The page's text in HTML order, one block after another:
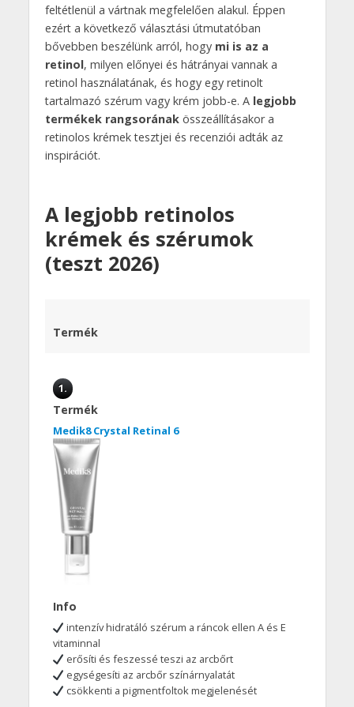
feltétlenül a vártnak megfelelően alakul. Éppen
ezért a következő választási útmutatóban
bővebben beszélünk arról, hogy mi is az a
retinol, milyen előnyei és hátrányai vannak a
retinol használatának, és hogy egy retinolt
tartalmazó szérum vagy krém jobb-e. A legjobb
termékek rangsoránakösszeállításakor a
retinolos krémek tesztjei és recenziói adták az
inspirációt.
A legjobb retinolos
krémek és szérumok
(teszt 2026)
Termék
1.
Termék
Medik8 Crystal Retinal 6
Info
intenzív hidratáló szérum a ráncok ellen A és E
vitaminnal
erősíti és feszessé teszi az arcbőrt
egységesíti az arcbőr színárnyalatát
csökkenti a pigmentfoltok megjelenését